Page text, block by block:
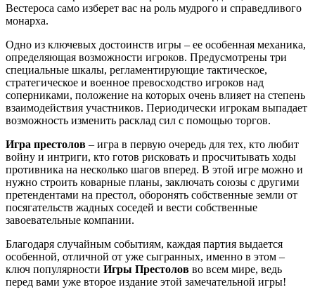
Вестероса само изберет вас на роль мудрого и справедливого
монарха.
Одно из ключевых достоинств игры – ее особенная механика,
определяющая возможности игроков. Предусмотрены три
специальные шкалы, регламентирующие тактическое,
стратегическое и военное превосходство игроков над
соперниками, положение на которых очень влияет на степень
взаимодействия участников. Периодически игрокам выпадает
возможность изменить расклад сил с помощью торгов.
Игра престолов – игра в первую очередь для тех, кто любит
войну и интриги, кто готов рисковать и просчитывать ходы
противника на несколько шагов вперед. В этой игре можно и
нужно строить коварные планы, заключать союзы с другими
претендентами на престол, оборонять собственные земли от
посягательств жадных соседей и вести собственные
завоевательные компании.
Благодаря случайным событиям, каждая партия выдается
особенной, отличной от уже сыгранных, именно в этом –
ключ популярности Игры Престолов во всем мире, ведь
перед вами уже второе издание этой замечательной игры!